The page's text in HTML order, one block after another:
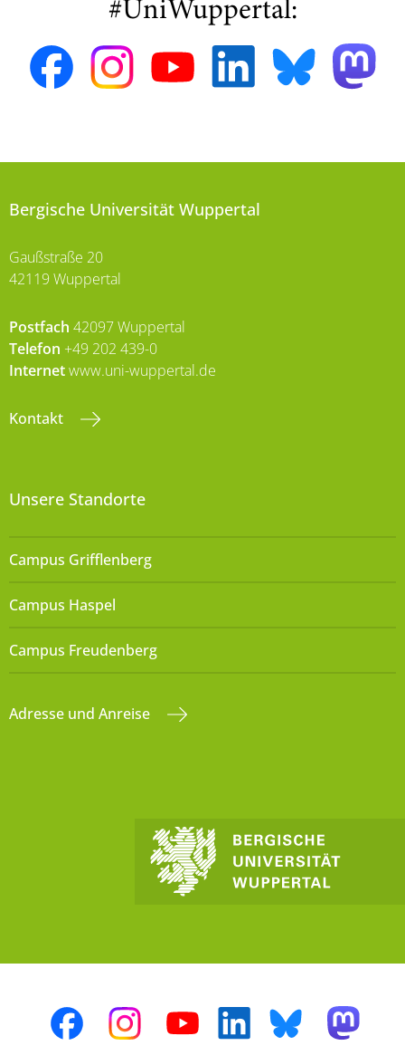
#UniWuppertal:
Bergische Universität Wuppertal
Gaußstraße 20
42119 Wuppertal
Postfach 42097 Wuppertal
Telefon +49 202 439-0
Internetwww.uni-wuppertal.de
Kontakt
Unsere Standorte
Campus Grifflenberg
Campus Haspel
Campus Freudenberg
Adresse und Anreise